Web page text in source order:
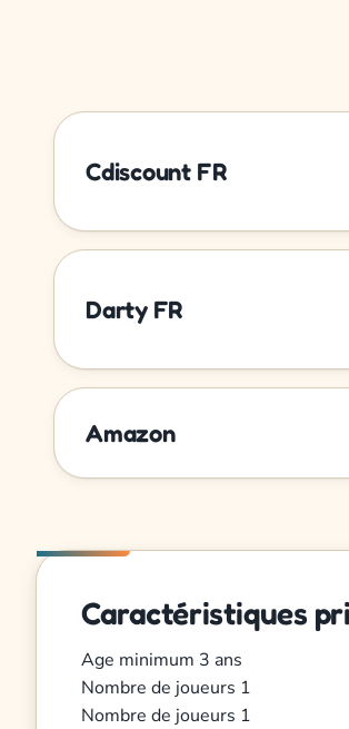
Cdiscount FR
Darty FR
Amazon
Caractéristiques
Age minimum 3 ans
Nombre de joueurs 1
Nombre de joueurs 1